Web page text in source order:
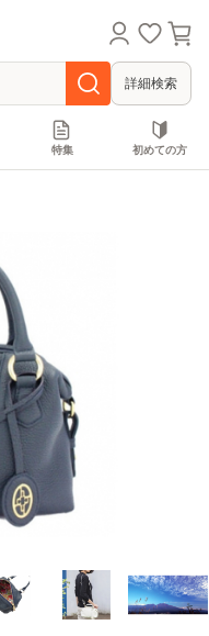
詳細検索
特集 初めての方